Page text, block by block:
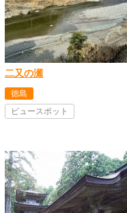
二又の瀬
徳島
ビュースポット